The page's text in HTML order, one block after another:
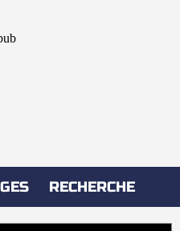
RECHERCHE